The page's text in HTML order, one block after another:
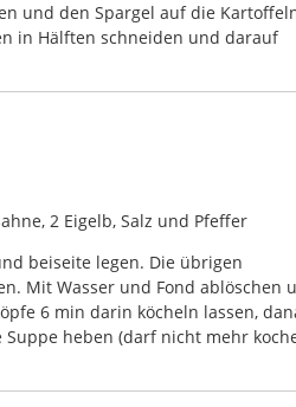
und den Spargel auf die
in Hälften schneiden und darauf
2 Eigelb, Salz und Pfeffer
beiseite legen. Die übrigen
Mit Wasser und Fond ablöschen
6 min darin köcheln lassen,
heben (darf nicht mehr